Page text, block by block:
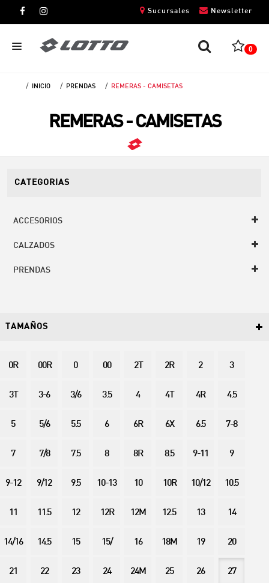
Newsletter
Sucursales
0
INICIO PRENDAS REMERAS - CAMISETAS
REMERAS - CAMISETAS
CATEGORIAS
ACCESORIOS
CALZADOS
PRENDAS
TAMAÑOS
0R 00R 0 00 2T 2R 2 3
3T 3-6 3/6 3.5 4 4T 4R 4.5
5 5/6 5.5 6 6R 6X 6.5 7-8
7 7/8 7.5 8 8R 8.5 9-11 9
9-12 9/12 9.5 10-13 10 10R 10/12 10.5
11 11.5 12 12R 12M 12.5 13 14
14/16 14.5 15 15/ 16 18M 19 20
21 22 23 24 24M 25 26 27